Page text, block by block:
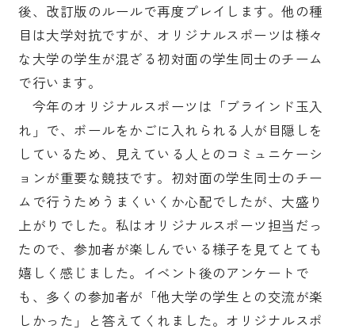
後、改訂版のルールで再度プレイします。他の種
目は大学対抗ですが、オリジナルスポーツは様々
な大学の学生が混ざる初対面の学生同士のチーム
で行います。
今年のオリジナルスポーツは「ブラインド玉入
れ」で、ボールをかごに入れられる人が目隠しを
しているため、見えている人とのコミュニケーシ
ョンが重要な競技です。初対面の学生同士のチー
ムで行うためうまくいくか心配でしたが、大盛り
上がりでした。私はオリジナルスポーツ担当だっ
たので、参加者が楽しんでいる様子を見てとても
嬉しく感じました。イベント後のアンケートで
も、多くの参加者が「他大学の学生との交流が楽
しかった」と答えてくれました。オリジナルスポ